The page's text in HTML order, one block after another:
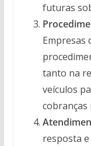
futuras
Empresas
tanto na
veículos
cobranças
resposta